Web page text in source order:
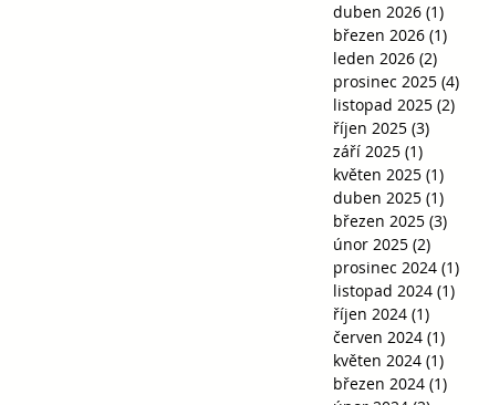
duben 2026 (1)
březen 2026 (1)
leden 2026 (2)
prosinec 2025 (4)
listopad 2025 (2)
říjen 2025 (3)
září 2025 (1)
květen 2025 (1)
duben 2025 (1)
březen 2025 (3)
únor 2025 (2)
prosinec 2024 (1)
listopad 2024 (1)
říjen 2024 (1)
červen 2024 (1)
květen 2024 (1)
březen 2024 (1)